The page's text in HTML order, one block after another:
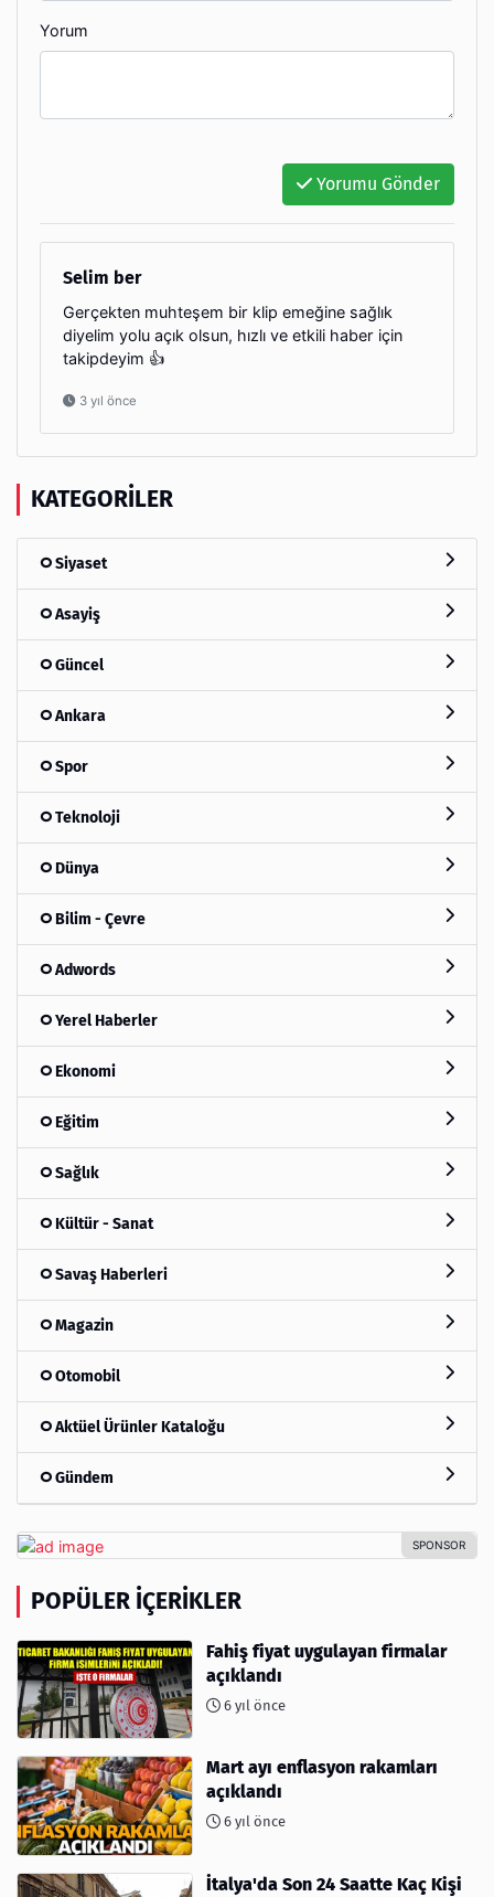
Yorum
Yorumu Gönder
Selim ber
Gerçekten muhteşem bir klip emeğine sağlık
diyelim yolu açık olsun, hızlı ve etkili haber için
takipdeyim 👍
3 yıl önce
KATEGORILER
Siyaset
Asayiş
Güncel
Ankara
Spor
Teknoloji
Dünya
Bilim - Çevre
Adwords
Yerel Haberler
Ekonomi
Eğitim
Sağlık
Kültür - Sanat
Savaş Haberleri
Magazin
Otomobil
Aktüel Ürünler Kataloğu
Gündem
POPÜLER İÇERIKLER
Fahiş fiyat uygulayan firmalar
açıklandı
6 yıl önce
Mart ayı enflasyon rakamları
açıklandı
6 yıl önce
İtalya'da Son 24 Saatte Kaç Kişi